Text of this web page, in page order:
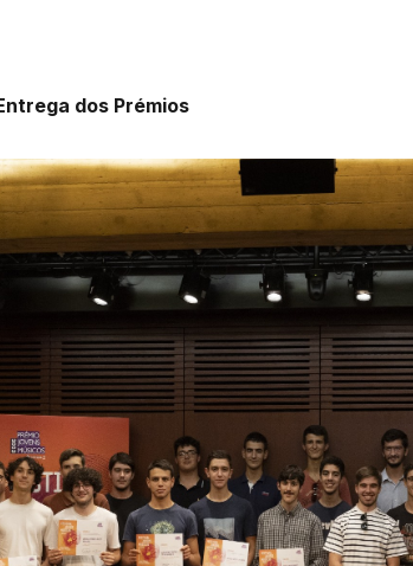
dos Prémios